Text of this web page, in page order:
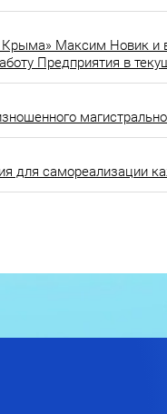
Максим Новик и
Предприятия в
для самореализации